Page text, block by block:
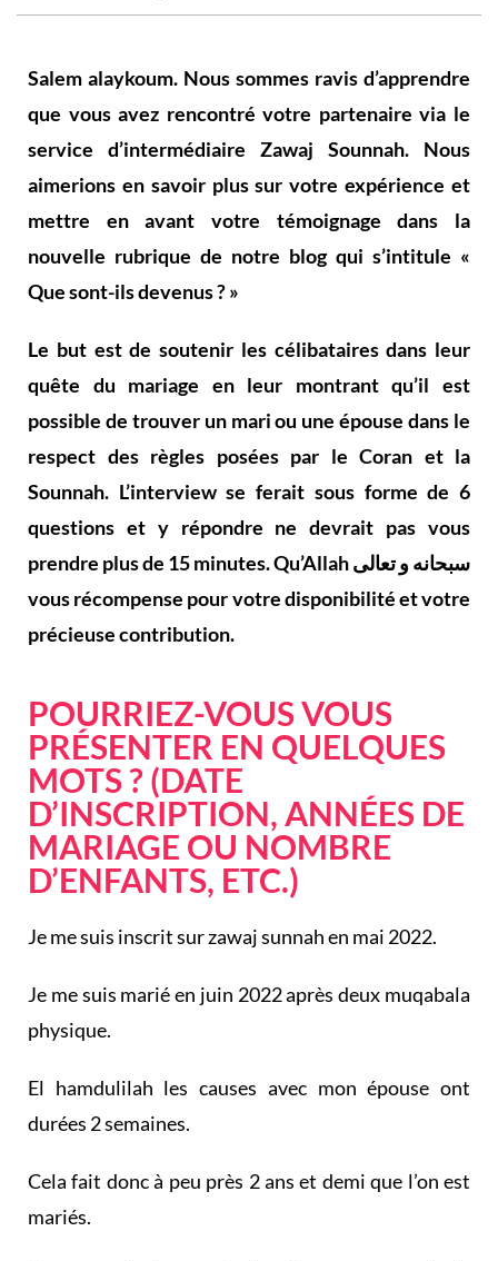
Salem alaykoum. Nous sommes ravis d’apprendre
que vous avez rencontré votre partenaire via le
service d’intermédiaire Zawaj Sounnah. Nous
aimerions en savoir plus sur votre expérience et
mettre en avant votre témoignage dans la
nouvelle rubrique de notre blog qui s’intitule «
Que sont-ils devenus ? »
Le but est de soutenir les célibataires dans leur
quête du mariage en leur montrant qu’il est
possible de trouver un mari ou une épouse dans le
respect des règles posées par le Coran et la
Sounnah. L’interview se ferait sous forme de 6
questions et y répondre ne devrait pas vous
prendre plus de 15 minutes. Qu’Allah سبحانه و تعالى
vous récompense pour votre disponibilité et votre
précieuse contribution.
POURRIEZ-VOUS VOUS
PRÉSENTER EN QUELQUES
MOTS ? (DATE
D’INSCRIPTION, ANNÉES DE
MARIAGE OU NOMBRE
D’ENFANTS, ETC.)
Je me suis inscrit sur zawaj sunnah en mai 2022.
Je me suis marié en juin 2022 après deux muqabala
physique.
El hamdulilah les causes avec mon épouse ont
durées 2 semaines.
Cela fait donc à peu près 2 ans et demi que l’on est
mariés.